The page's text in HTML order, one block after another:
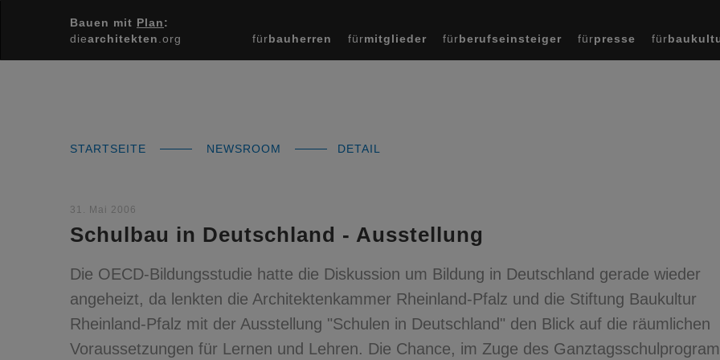
Bauen mit Plan:
diearchitekten .org fürbauherren fürmitglieder fürberufseinsteiger fürpresse für
STARTSEITE NEWSROOM DETAIL
31. Mai 2006
Schulbau in Deutschland - Ausstellung
Die OECD-Bildungsstudie hatte die Diskussion um Bildung in Deutschland gerade wieder
angeheizt, da lenkten die Architektenkammer Rheinland-Pfalz und die Stiftung Baukultur
Rheinland-Pfalz mit der Ausstellung "Schulen in Deutschland" den Blick auf die räumlichen
Voraussetzungen für Lernen und Lehren. Die Chance, im Zuge des